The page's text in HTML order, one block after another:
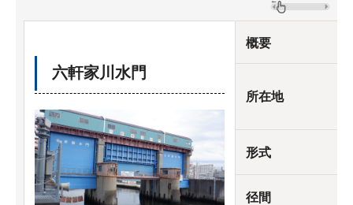
六軒家川水門
概要
所在地
形式
径間